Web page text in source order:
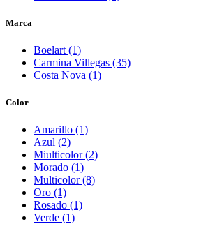
Marca
Boelart (1)
Carmina Villegas (35)
Costa Nova (1)
Color
Amarillo (1)
Azul (2)
Miulticolor (2)
Morado (1)
Multicolor (8)
Oro (1)
Rosado (1)
Verde (1)